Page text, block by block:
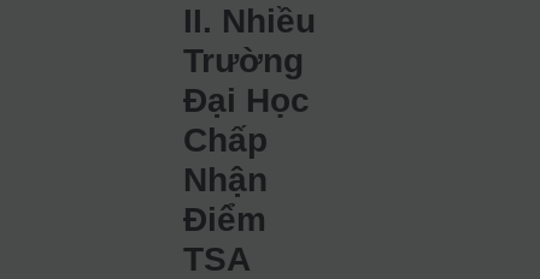
II. Nhiều
Trường
Đại Học
Chấp
Nhận
Điểm
TSA